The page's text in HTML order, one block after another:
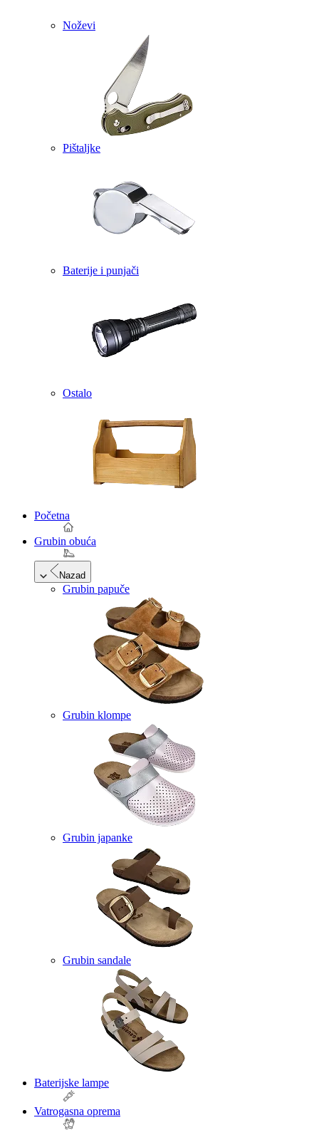
Noževi
Pištaljke
Baterije i punjači
Ostalo
Početna
Grubin obuća
Nazad
Grubin papuče
Grubin klompe
Grubin japanke
Grubin sandale
Baterijske lampe
Vatrogasna oprema